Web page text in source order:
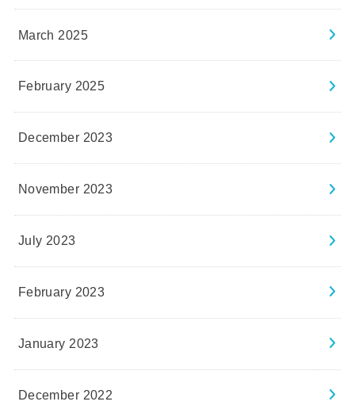
March 2025
February 2025
December 2023
November 2023
July 2023
February 2023
January 2023
December 2022